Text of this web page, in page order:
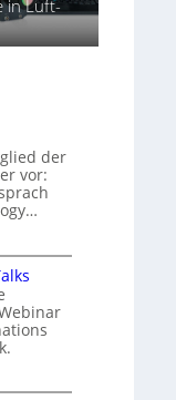
in Luft-
der
vor: